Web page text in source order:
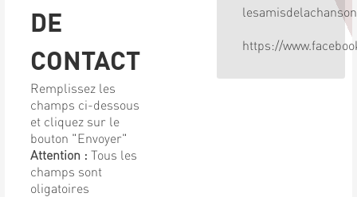
https://
DE
CONTACT
Remplissez les
champs ci-dessous
et cliquez sur le
bouton "Envoyer"
Attention :Tous les
champs sont
oligatoires